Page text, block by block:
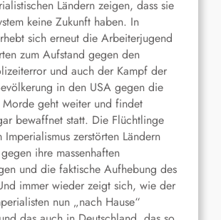
Ländern zeigen, dass sie
keine Zukunft haben. In
sich erneut die Arbeiterjugend
zum Aufstand gegen den
und auch der Kampf der
in den USA gegen die
Morde geht weiter und findet
bewaffnet statt. Die Flüchtlinge
Imperialismus zerstörten Ländern
ihre massenhaften
und die faktische Aufhebung des
immer wieder zeigt sich, wie der
nun „nach Hause“